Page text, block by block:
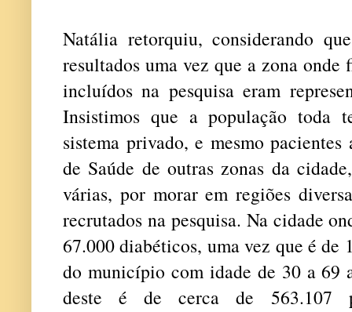
Natália retorquiu, considerando
resultados uma vez que a zona onde
incluídos na pesquisa eram
Insistimos que a população toda
sistema privado, e mesmo
de Saúde de outras zonas da
várias, por morar em regiões
recrutados na pesquisa. Na cidade
67.000 diabéticos, uma vez que é de
do município com idade de 30 a 69
deste é de cerca de 563.107